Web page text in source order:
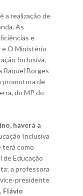
a realização de
As
e
e O Ministério
Inclusiva,
Raquel Borges
promotora de
do MP do
haverá a
Inclusiva
terá como
Educação
a professora
presidente
Flávio